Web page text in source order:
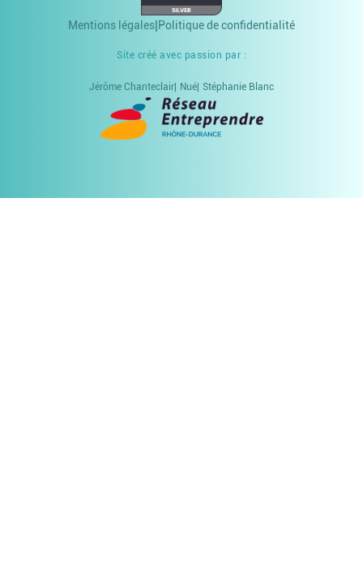
Mentions légales Politique de confidentialité
Site créé avec passion par :
Jérôme Chanteclair Nué Stéphanie Blanc